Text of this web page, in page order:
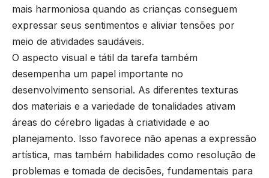
mais harmoniosa quando as crianças conseguem
expressar seus sentimentos e aliviar tensões por
meio de atividades saudáveis.
O aspecto visual e tátil da tarefa também
desempenha um papel importante no
desenvolvimento sensorial. As diferentes texturas
dos materiais e a variedade de tonalidades ativam
áreas do cérebro ligadas à criatividade e ao
planejamento. Isso favorece não apenas a expressão
artística, mas também habilidades como resolução de
problemas e tomada de decisões, fundamentais para